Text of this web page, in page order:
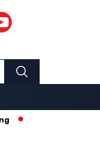
Makmur Hidayat dan